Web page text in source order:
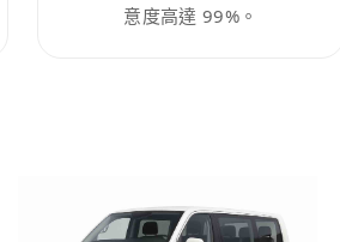
意度高達 99%。